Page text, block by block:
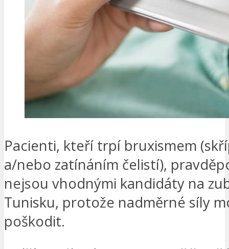
Pacienti, kteří trpí bruxismem
a/nebo zatínáním čelistí),
nejsou vhodnými kandidáty na
Tunisku, protože nadměrné síly
poškodit.